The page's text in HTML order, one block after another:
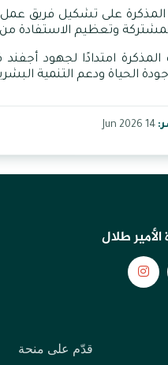
على تشكيل فريق عمل
وتعظيم الاستفادة من
المذكرة امتدادًا لجهود أجفند
جودة الحياة ودعم التنمية
طلال
قدّم على منحة